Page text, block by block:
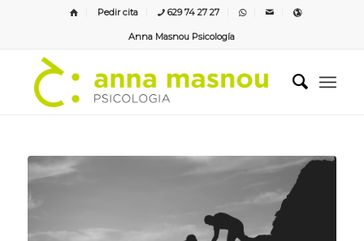
Pedir cita 629 74 27 27
Anna Masnou Psicología